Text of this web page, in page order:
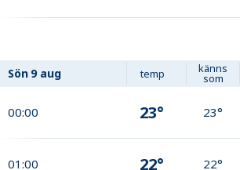
Sön 9 aug temp känns
som
00:00 23° 23°
01:00 22° 22°